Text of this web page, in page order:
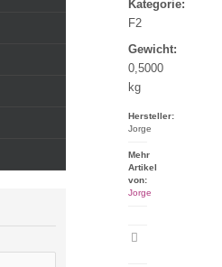
Kategorie:
F2
Gewicht:
0,5000
kg
Hersteller:
Jorge
Mehr
Artikel
von:
Jorge